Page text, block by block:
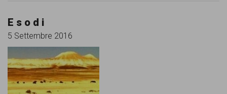
E s o d i
5 Settembre 2016